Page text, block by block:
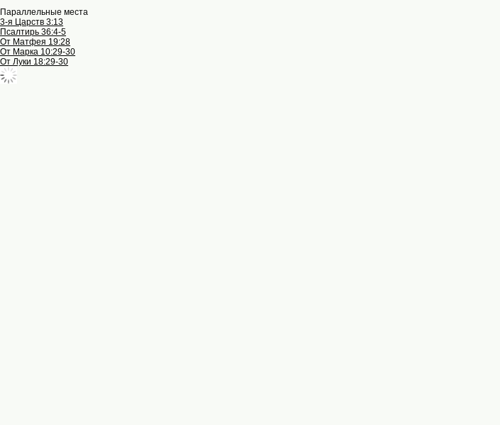
Параллельные места
3-я Царств 3:13
Псалтирь 36:4-5
От Матфея 19:28
От Марка 10:29-30
От Луки 18:29-30